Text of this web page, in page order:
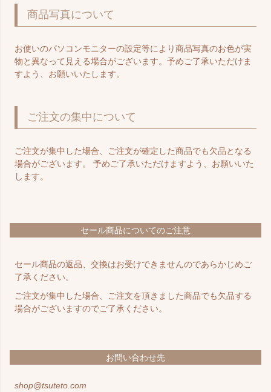
商品写真について
お使いのパソコンモニターの設定等により商品写真のお色が実
物と異なって見える場合がございます。予めご了承いただけま
すよう、お願いいたします。
ご注文の集中について
ご注文が集中した場合、ご注文が確定した商品でも欠品となる
場合がございます。 予めご了承いただけますよう、お願いいた
します。
セール商品についてのご注意
セール商品の返品、交換はお受けできませんのであらかじめご
了承ください。
ご注文が集中した場合、ご注文を頂きました商品でも欠品する
場合がございますのでご了承ください。
お問い合わせ先
shop@tsuteto.com